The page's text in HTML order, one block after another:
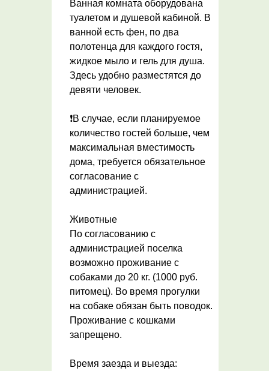
Ванная комната оборудована
туалетом и душевой кабиной. В
ванной есть фен, по два
полотенца для каждого гостя,
жидкое мыло и гель для душа.
Здесь удобно разместятся до
девяти человек.
❗В случае, если планируемое
количество гостей больше, чем
максимальная вместимость
дома, требуется обязательное
согласование с
администрацией.
Животные
По согласованию с
администрацией поселка
возможно проживание с
собаками до 20 кг. (1000 руб.
питомец). Во время прогулки
на собаке обязан быть поводок.
Проживание с кошками
запрещено.
Время заезда и выезда: